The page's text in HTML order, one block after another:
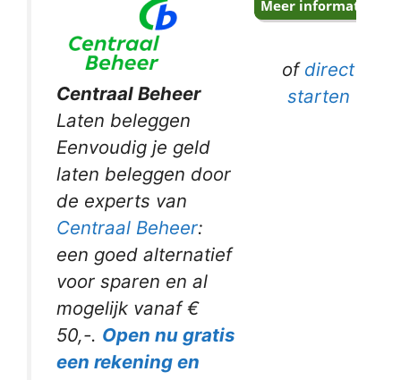
Centraal Beheer
Laten beleggen
Eenvoudig je geld
laten beleggen door
de experts van
Centraal Beheer:
een goed alternatief
voor sparen en al
mogelijk vanaf €
50,-. Open nu gratis
een rekening en
of direct
starten